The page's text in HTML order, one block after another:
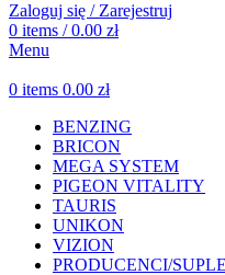
Zaloguj się / Zarejestruj
0 items / 0.00 zł
Menu
0 items 0.00 zł
BENZING
BRICON
MEGA SYSTEM
PIGEON VITALITY
TAURIS
UNIKON
VIZION
PRODUCENCI/